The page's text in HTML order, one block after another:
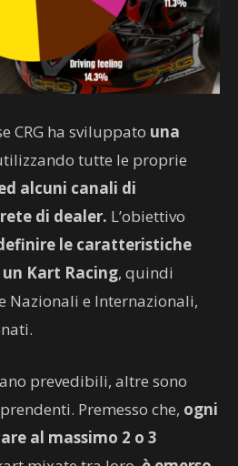
CRG ha sviluppato una
tutte le proprie
alcuni canali di
di dealer. L’obiettivo
le caratteristiche
Kart Racing, quindi
Nazionali e Internazionali,
prevedibili, altre sono
Premesso che, ogni
al massimo 2 o 3